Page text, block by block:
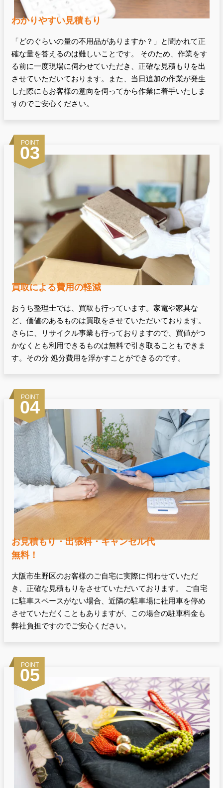
わかりやすい見積もり
「どのぐらいの量の不用品がありますか？」と聞かれて正
確な量を答えるのは難しいことです。 そのため、作業をす
る前に一度現場に伺わせていただき、正確な見積もりを出
させていただいております。また、当日追加の作業が発生
した際にもお客様の意向を伺ってから作業に着手いたしま
すのでご安心ください。
POINT
03
買取による費用の軽減
おうち整理士では、買取も行っています。家電や家具な
ど、価値のあるものは買取をさせていただいております。
さらに、リサイクル事業も行っておりますので、買値がつ
かなくとも利用できるものは無料で引き取ることもできま
す。その分 処分費用を浮かすことができるのです。
POINT
04
お見積もり・出張料・キャンセル代
無料！
大阪市生野区のお客様のご自宅に実際に伺わせていただ
き、正確な見積もりをさせていただいております。 ご自宅
に駐車スペースがない場合、近隣の駐車場に社用車を停め
させていただくこともありますが、この場合の駐車料金も
弊社負担ですのでご安心ください。
POINT
05